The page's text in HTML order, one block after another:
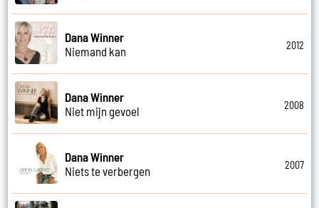
Dana Winner
Niemand kan
2012
Dana Winner
Niet mijn gevoel
2008
Dana Winner
Niets te verbergen
2007